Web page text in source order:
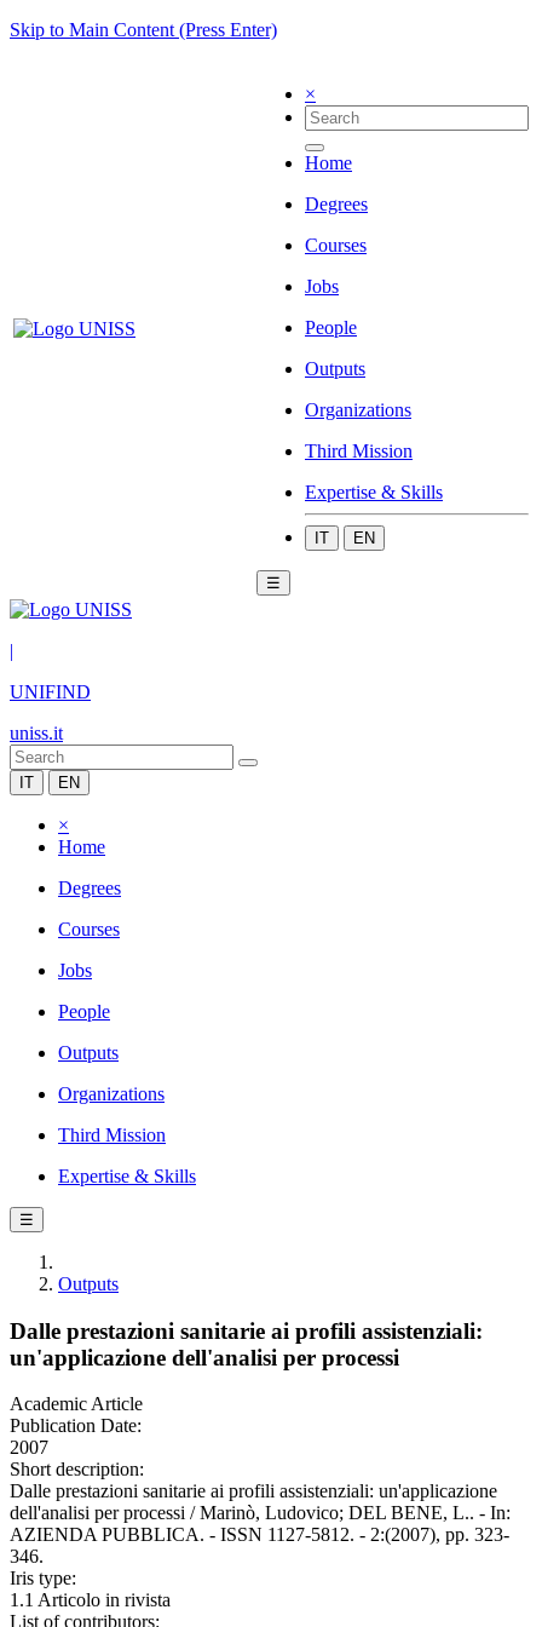
Skip to Main Content (Press Enter)
×
Home
Degrees
Courses
Jobs
People
Outputs
Organizations
Third Mission
Expertise & Skills
IT EN
☰
|
UNIFIND
uniss.it
IT EN
×
Home
Degrees
Courses
Jobs
People
Outputs
Organizations
Third Mission
Expertise & Skills
☰
Outputs
Dalle prestazioni sanitarie ai profili assistenziali:
un'applicazione dell'analisi per processi
Academic Article
Publication Date:
2007
Short description:
Dalle prestazioni sanitarie ai profili assistenziali: un'applicazione
dell'analisi per processi / Marinò, Ludovico; DEL BENE, L.. - In:
AZIENDA PUBBLICA. - ISSN 1127-5812. - 2:(2007), pp. 323-
346.
Iris type:
1.1 Articolo in rivista
List of contributors: